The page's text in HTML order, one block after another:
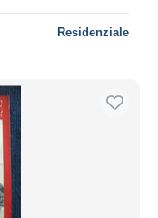
Residenziale